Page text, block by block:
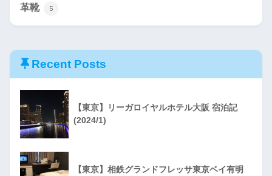
革靴 5
Recent Posts
【東京】リーガロイヤルホテル大阪 宿泊記
(2024/1)
【東京】相鉄グランドフレッサ東京ベイ有明